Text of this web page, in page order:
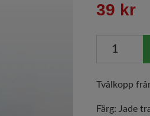
39 kr
Tvålkopp
Färg: Jade